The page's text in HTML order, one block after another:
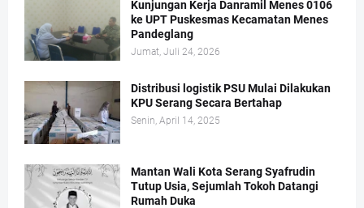
Kunjungan Kerja Danramil Menes 0106
ke UPT Puskesmas Kecamatan Menes
Pandeglang
Jumat, Juli 24, 2026
Distribusi logistik PSU Mulai Dilakukan
KPU Serang Secara Bertahap
Senin, April 14, 2025
Mantan Wali Kota Serang Syafrudin
Tutup Usia, Sejumlah Tokoh Datangi
Rumah Duka